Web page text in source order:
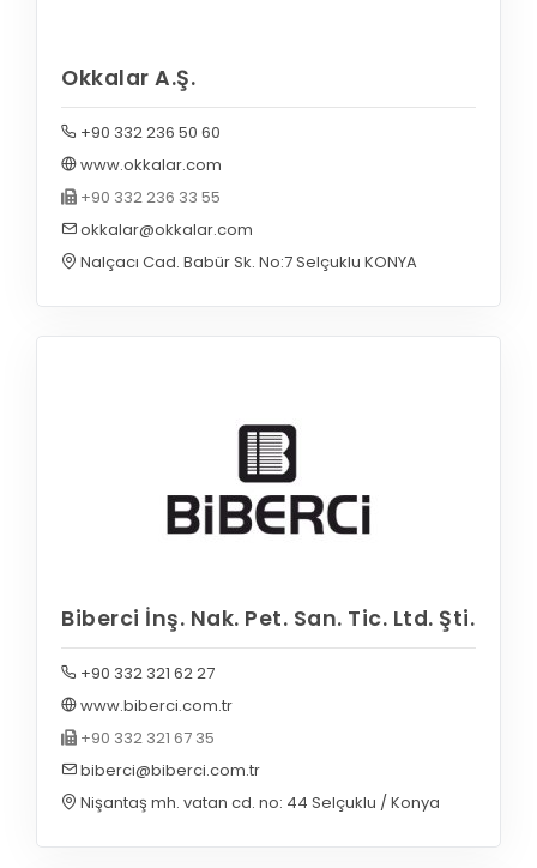
Okkalar A.Ş.
+90 332 236 50 60
www.okkalar.com
+90 332 236 33 55
okkalar@okkalar.com
Nalçacı Cad. Babür Sk. No:7 Selçuklu KONYA
Biberci İnş. Nak. Pet. San. Tic. Ltd. Şti.
+90 332 321 62 27
www.biberci.com.tr
+90 332 321 67 35
biberci@biberci.com.tr
Nişantaş mh. vatan cd. no: 44 Selçuklu / Konya